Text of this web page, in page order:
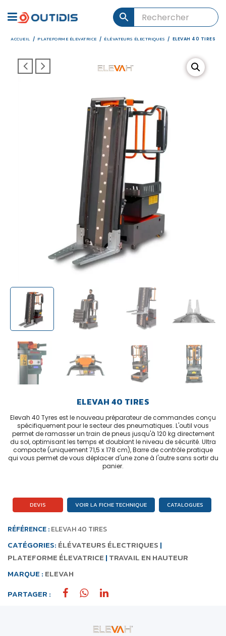
ACCUEIL / PLATEFORME ÉLEVATRICE / ÉLÉVATEURS ÉLECTRIQUES / ELEVAH 40 TIRES
ELEVAH 40 TIRES
Elevah 40 Tyres est le nouveau préparateur de commandes conçu
spécifiquement pour le secteur des pneumatiques. L'outil vous
permet de ramasser un train de pneus jusqu'à 120 kg directement
du sol, optimisant les temps et doublant le niveau de sécurité. Ultra
compacte (uniquement 71,5 x 178 cm), Barre de contrôle pratique
qui vous permet de vous déplacer d'une zone à l'autre sans sortir du
panier.
RÉFÉRENCE :ELEVAH 40 TIRES
CATÉGORIES: ÉLÉVATEURS ÉLECTRIQUES |
PLATEFORME ÉLEVATRICE | TRAVAIL EN HAUTEUR
MARQUE : ELEVAH
PARTAGER :
DEVIS VOIR LA FICHE TECHNIQUE CATALOGUES